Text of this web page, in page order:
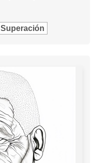
Superación